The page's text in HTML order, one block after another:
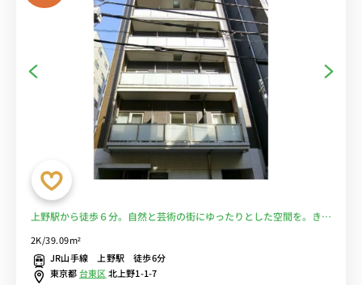
上野駅から徒歩６分。自然と芸術の街にゆったりとした空間を。きっ
ンタル中！
2K/39.09m²
JR山手線 上野駅 徒歩6分
東京都台東区北上野1-1-7